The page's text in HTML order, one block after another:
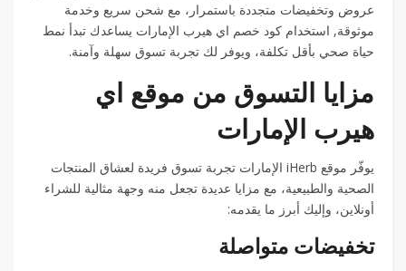
عروض وتخفيضات متجددة باستمرار، مع شحن سريع وخدمة
موثوقة, استخدام كود خصم اي هيرب الإمارات يساعدك تبدأ نمط
حياة صحي بأقل تكلفة، ويوفر لك تجربة تسوق سهلة وآمنة.
مزايا التسوق من موقع اي
هيرب الإمارات
يوفّر موقع iHerb الإمارات تجربة تسوق فريدة لعشاق المنتجات
الصحية والطبيعية، مع مزايا عديدة تجعل منه وجهة مثالية للشراء
أونلاين، وإليك أبرز ما يقدمه:
تخفيضات متواصلة